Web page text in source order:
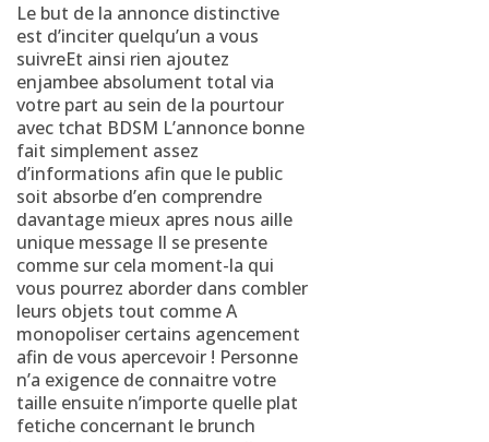
Le but de la annonce distinctive
est d’inciter quelqu’un a vous
suivreEt ainsi rien ajoutez
enjambee absolument total via
votre part au sein de la pourtour
avec tchat BDSM L’annonce bonne
fait simplement assez
d’informations afin que le public
soit absorbe d’en comprendre
davantage mieux apres nous aille
unique message Il se presente
comme sur cela moment-la qui
vous pourrez aborder dans combler
leurs objets tout comme A
monopoliser certains agencement
afin de vous apercevoir ! Personne
n’a exigence de connaitre votre
taille ensuite n’importe quelle plat
fetiche concernant le brunch